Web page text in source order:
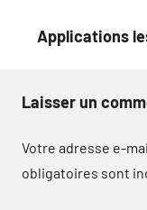
Applications
Laisser un
Votre adresse e-
obligatoires sont